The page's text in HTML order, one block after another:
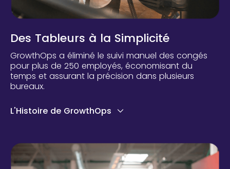
Des Tableurs à la Simplicité
GrowthOps a éliminé le suivi manuel des congés
pour plus de 250 employés, économisant du
temps et assurant la précision dans plusieurs
bureaux.
L'Histoire de GrowthOps